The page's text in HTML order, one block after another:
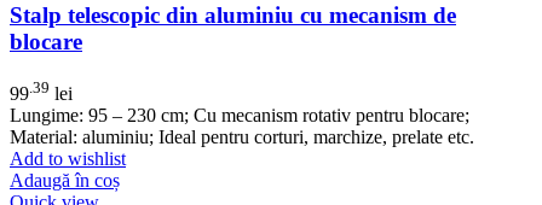
Stalp telescopic din aluminiu cu mecanism de
blocare
99 .39 lei
Lungime: 95 – 230 cm; Cu mecanism rotativ pentru blocare;
Material: aluminiu; Ideal pentru corturi, marchize, prelate etc.
Add to wishlist
Adaugă în coș